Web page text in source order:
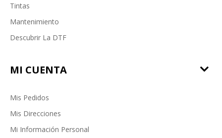
Tintas
Mantenimiento
Descubrir La DTF
MI CUENTA
Mis Pedidos
Mis Direcciones
Mi Información Personal